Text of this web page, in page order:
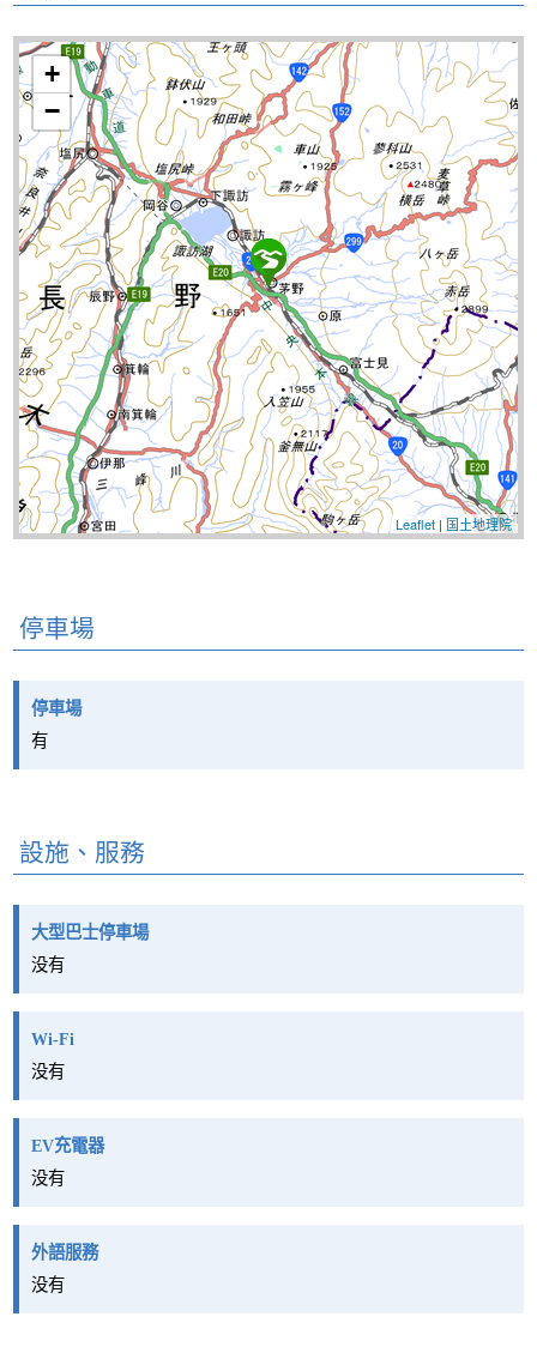
+
−
Leaflet| 国土地理院
停車場
停車場
有
設施、服務
大型巴士停車場
没有
Wi-Fi
没有
EV充電器
没有
外語服務
没有